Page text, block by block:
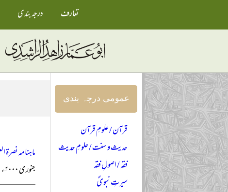
تعارف درجہ بندی
ماہنامہ نصرۃ
جنوری ۲۰۰۰ء
عمومی درجہ بندی
قرآن / علومِ قرآن
حدیث و سنت / علومِ حدیث
فقہ / اصولِ فقہ
سیرتِ نبویؐ